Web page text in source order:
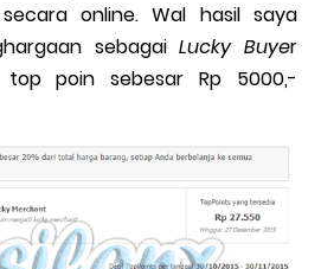
online. Wal hasil saya
sebagaiLucky Buyer
top poin sebesar Rp 5000,-